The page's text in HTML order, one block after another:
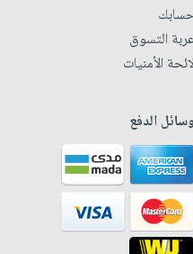
التسوق
الأمنيات
وسائل الدفع